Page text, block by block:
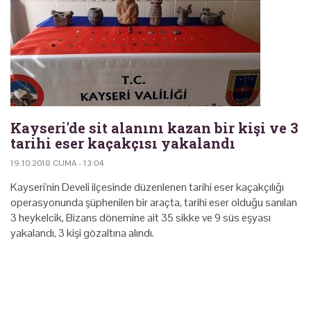
Kayseri'de sit alanını kazan bir kişi ve 3
tarihi eser kaçakçısı yakalandı
19.10.2018 CUMA - 13:04
Kayseri'nin Develi ilçesinde düzenlenen tarihi eser kaçakçılığı
operasyonunda şüphenilen bir araçta, tarihi eser olduğu sanılan
3 heykelcik, Bizans dönemine ait 35 sikke ve 9 süs eşyası
yakalandı, 3 kişi gözaltına alındı.